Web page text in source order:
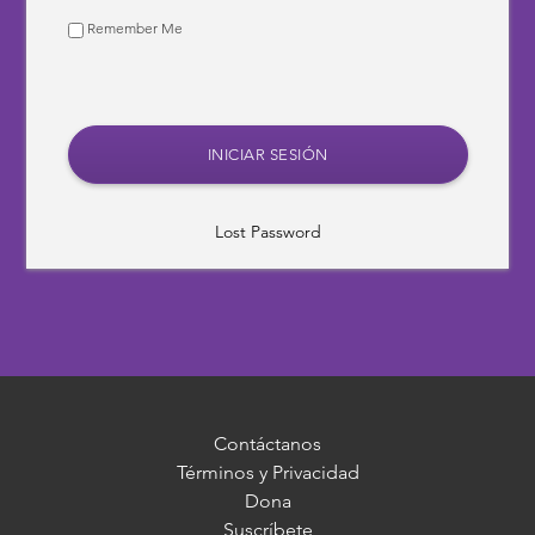
Remember Me
Lost Password
Contáctanos
Términos y Privacidad
Dona
Suscríbete